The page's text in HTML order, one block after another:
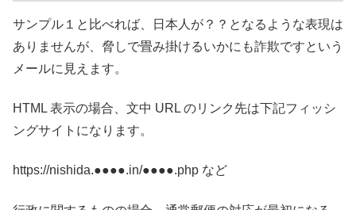
サンプル１と比べれば、日本人が？？となるような表現は
ありませんが、脅しで畳み掛けるいかにも詐欺ですという
メールに見えます。
HTML 表示の場合、文中 URL のリンク先は下記フィッシ
ングサイトになります。
https://nishida.●●●●.in/●●●●.php など